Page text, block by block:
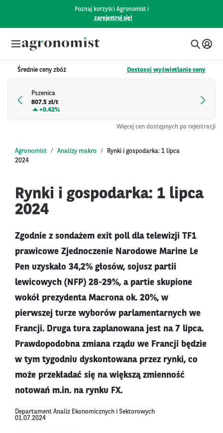
Poznaj korzyści Agronomist i
zarejestruj się!
Średnie ceny zbóż Dostosuj wyświetlanie ceny
Pszenica
807.5 zł/t
+0.42%
Więcej cen dostępnych po rejestracji
Agronomist Analizy makro
Rynki i gospodarka: 1 lipca
2024
Rynki i gospodarka: 1 lipca
2024
Zgodnie z sondażem exit poll dla telewizji TF1
prawicowe Zjednoczenie Narodowe Marine Le
Pen uzyskało 34,2% głosów, sojusz partii
lewicowych (NFP) 28-29%, a partie skupione
wokół prezydenta Macrona ok. 20%, w
pierwszej turze wyborów parlamentarnych we
Francji. Druga tura zaplanowana jest na 7 lipca.
Prawdopodobna zmiana rządu we Francji będzie
w tym tygodniu dyskontowana przez rynki, co
może przekładać się na większą zmienność
notowań m.in. na rynku FX.
Departament Analiz Ekonomicznych i Sektorowych
01.07.2024